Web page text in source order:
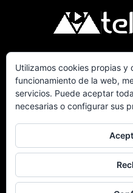
Telemotril, la
Tropical de Granada.
del 107.7 en
Política de cookies Más
Utilizamos cookies propias
funcionamiento de la web,
servicios. Puede aceptar
necesarias o configurar sus